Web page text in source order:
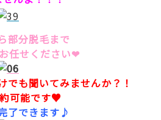
部分脱毛まで
任せください❤
でも聞いてみませんか？！
可能です♥
了できます♪